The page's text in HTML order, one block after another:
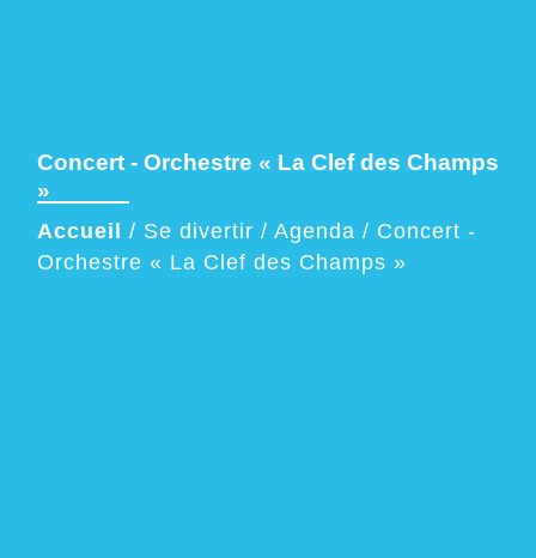
Concert - Orchestre « La Clef des Champs
»
Accueil / Se divertir / Agenda / Concert -
Orchestre « La Clef des Champs »